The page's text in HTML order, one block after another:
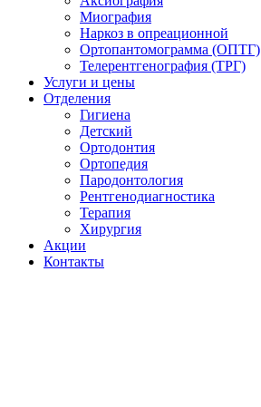
Миография
Наркоз в опреационной
Ортопантомограмма (ОПТГ)
Телерентгенография (ТРГ)
Услуги и цены
Отделения
Гигиена
Детский
Ортодонтия
Ортопедия
Пародонтология
Рентгенодиагностика
Терапия
Хирургия
Акции
Контакты